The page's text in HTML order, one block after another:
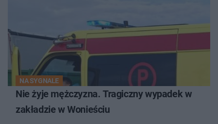
NA SYGNALE
Nie żyje mężczyzna. Tragiczny wypadek w
zakładzie w Wonieściu